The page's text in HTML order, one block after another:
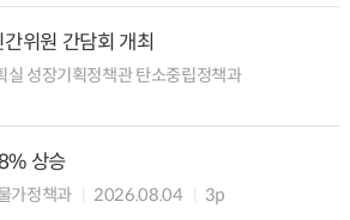
위원 간담회 개최
실 성장기획정책관 탄소중립정책과
상승
가정책과 2026.08.04 3p